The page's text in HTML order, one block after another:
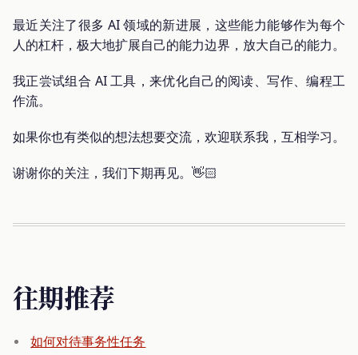
最近关注了很多 AI 领域的新进展，这些能力能够作为每个
人的杠杆，极大地扩展自己的能力边界，放大自己的能力。
我正尝试组合 AI 工具，来优化自己的阅读、写作、编程工
作流。
如果你也有类似的想法想要交流，欢迎联系我，互相学习。
谢谢你的关注，我们下期再见。👋🏻
往期推荐
如何对待事务性任务